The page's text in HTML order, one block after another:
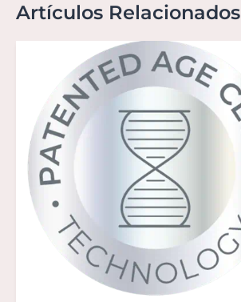
Artículos Relacionados